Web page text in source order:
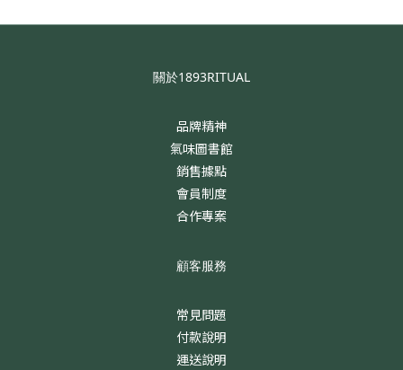
關於1893RITUAL
品牌精神
氣味圖書館
銷售據點
會員制度
合作專案
顧客服務
常見問題
付款說明
運送說明